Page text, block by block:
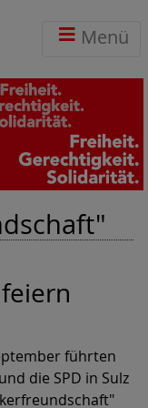
Menü
führten
die SPD in Sulz